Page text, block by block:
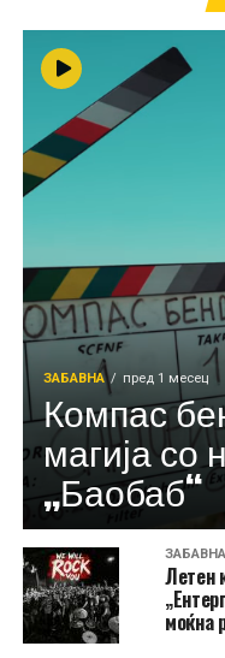
ЗАБАВНА пред 1 месец
Компас
магија со
„Баобаб“
ЗАБАВНА
Летен
моќна